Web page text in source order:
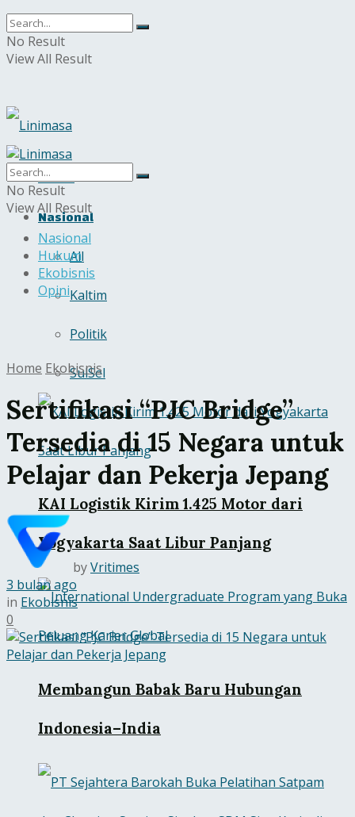
No Result
View All Result
Home
Nasional
All
Kaltim
Politik
SulSel
KAI Logistik Kirim 1.425 Motor dari
Yogyakarta Saat Libur Panjang
Membangun Babak Baru Hubungan
Indonesia–India
No Result
View All Result
Nasional
Hukum
Ekobisnis
Opini
Home Ekobisnis
Sertifikasi “PJC Bridge”
Tersedia di 15 Negara untuk
Pelajar dan Pekerja Jepang
byVritimes
3 bulan ago
in Ekobisnis
0